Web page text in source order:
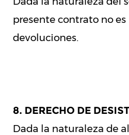
presente contrato no
devoluciones.
8. DERECHO DE
Dada la naturaleza de